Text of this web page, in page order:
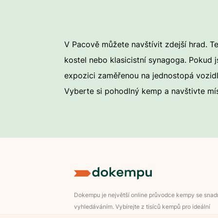
V Pacově můžete navštívit zdejší hrad.
kostel nebo klasicistní synagoga. Pokud
expozici zaměřenou na jednostopá
Vyberte si pohodlný kemp a navštivte
Dokempu je největší online průvodce kempy se
vyhledáváním. Vybírejte z tisíců kempů pro ideální